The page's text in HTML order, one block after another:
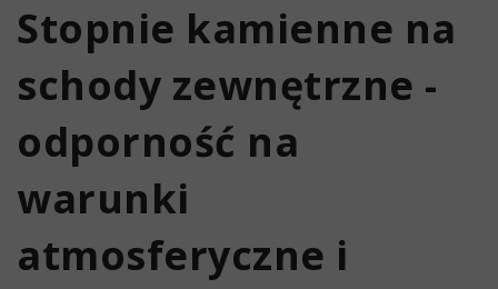
Stopnie kamienne na
schody zewnętrzne -
odporność na
warunki
atmosferyczne i